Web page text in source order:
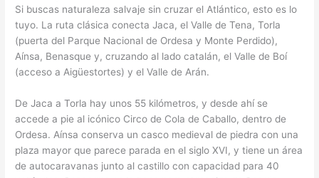
Si buscas naturaleza salvaje sin cruzar el Atlántico, esto es lo
tuyo. La ruta clásica conecta Jaca, el Valle de Tena, Torla
(puerta del Parque Nacional de Ordesa y Monte Perdido),
Aínsa, Benasque y, cruzando al lado catalán, el Valle de Boí
(acceso a Aigüestortes) y el Valle de Arán.
De Jaca a Torla hay unos 55 kilómetros, y desde ahí se
accede a pie al icónico Circo de Cola de Caballo, dentro de
Ordesa. Aínsa conserva un casco medieval de piedra con una
plaza mayor que parece parada en el siglo XVI, y tiene un área
de autocaravanas junto al castillo con capacidad para 40